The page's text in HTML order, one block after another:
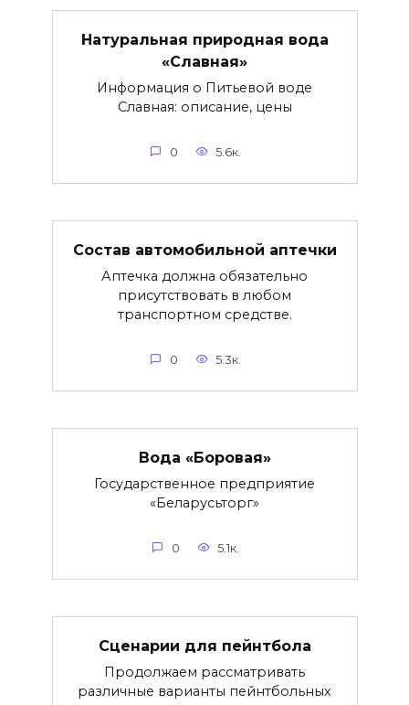
Натуральная природная вода
«Славная»
Информация о Питьевой воде
Славная: описание, цены
0 5.6к.
Состав автомобильной аптечки
Аптечка должна обязательно
присутствовать в любом
транспортном средстве.
0 5.3к.
Вода «Боровая»
Государственное предприятие
«Беларусьторг»
0 5.1к.
Сценарии для пейнтбола
Продолжаем рассматривать
различные варианты пейнтбольных